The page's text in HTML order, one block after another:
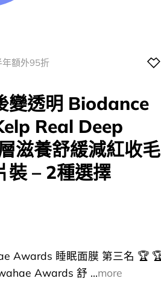
額外95折
變透明 Biodance
Real Deep
滋養舒緩減紅收毛
裝 – 2種選擇
Awards 睡眠面膜 第三名 🏆
Awards 舒 ...more